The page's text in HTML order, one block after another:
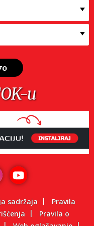
u
sadržaja
Pravila
Pravila o